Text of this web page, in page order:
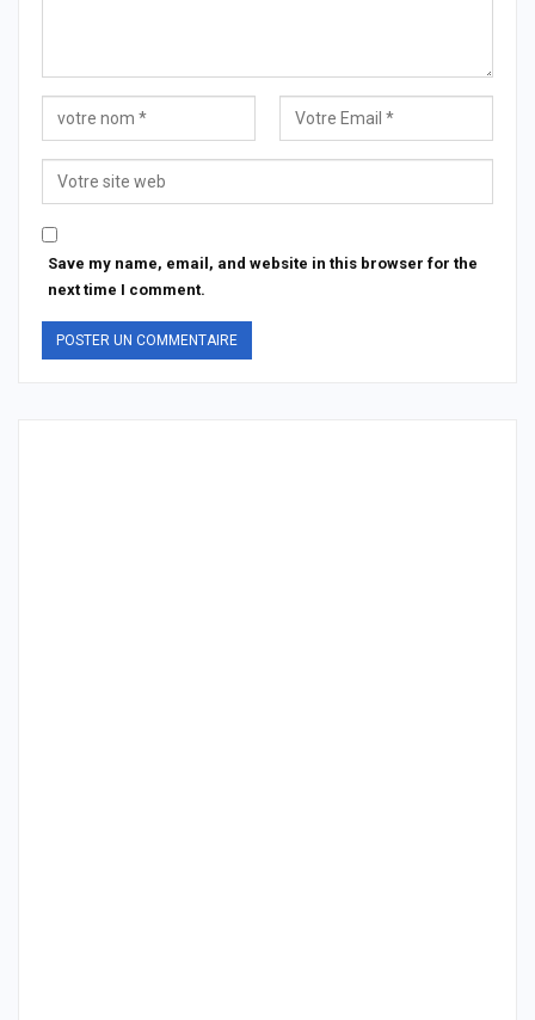
Save my name, email, and website in this browser for the
next time I comment.